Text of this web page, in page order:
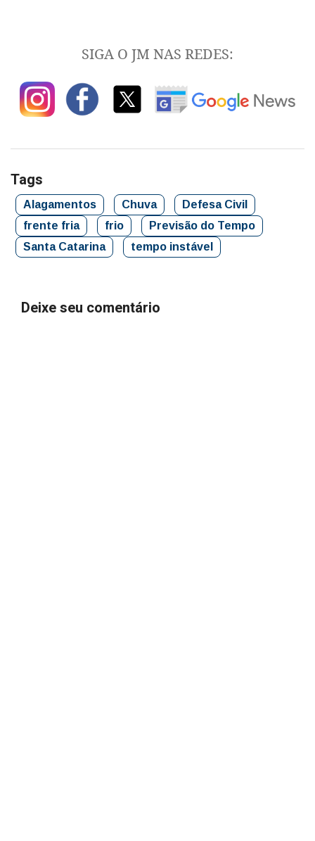
SIGA O JM NAS REDES:
Tags
Alagamentos Chuva
Defesa Civil
frente fria
frio
Previsão do Tempo
Santa Catarina
tempo instável
Deixe seu comentário